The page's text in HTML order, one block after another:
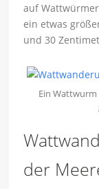
auf
ein etwas
und 30
Ein
der